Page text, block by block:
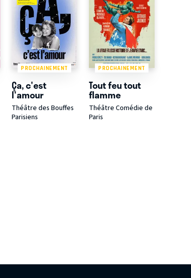
PROCHAINEMENT
Ça, c'est
l'amour
Théâtre des Bouffes
Parisiens
PROCHAINEMENT
Tout feu tout
flamme
Théâtre Comédie de
Paris